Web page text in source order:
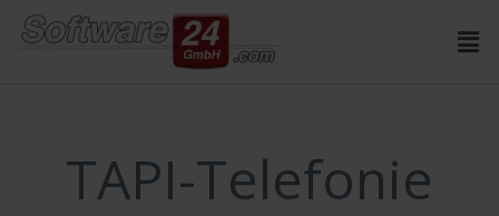
springen
TAPI-Telefonie